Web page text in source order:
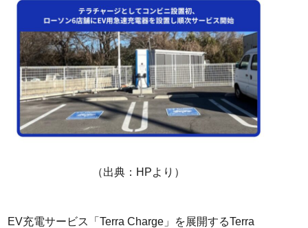
（出典：HPより）
EV充電サービス「Terra Charge」を展開するTerra